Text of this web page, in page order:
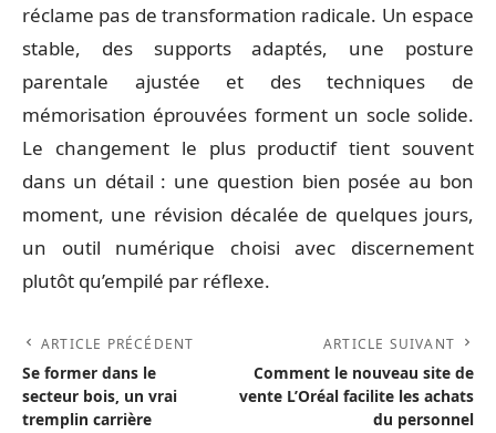
réclame pas de transformation radicale. Un espace
stable, des supports adaptés, une posture
parentale ajustée et des techniques de
mémorisation éprouvées forment un socle solide.
Le changement le plus productif tient souvent
dans un détail : une question bien posée au bon
moment, une révision décalée de quelques jours,
un outil numérique choisi avec discernement
plutôt qu’empilé par réflexe.
ARTICLE PRÉCÉDENT
Se former dans le
secteur bois, un vrai
tremplin carrière
ARTICLE SUIVANT
Comment le nouveau site de
vente L’Oréal facilite les achats
du personnel